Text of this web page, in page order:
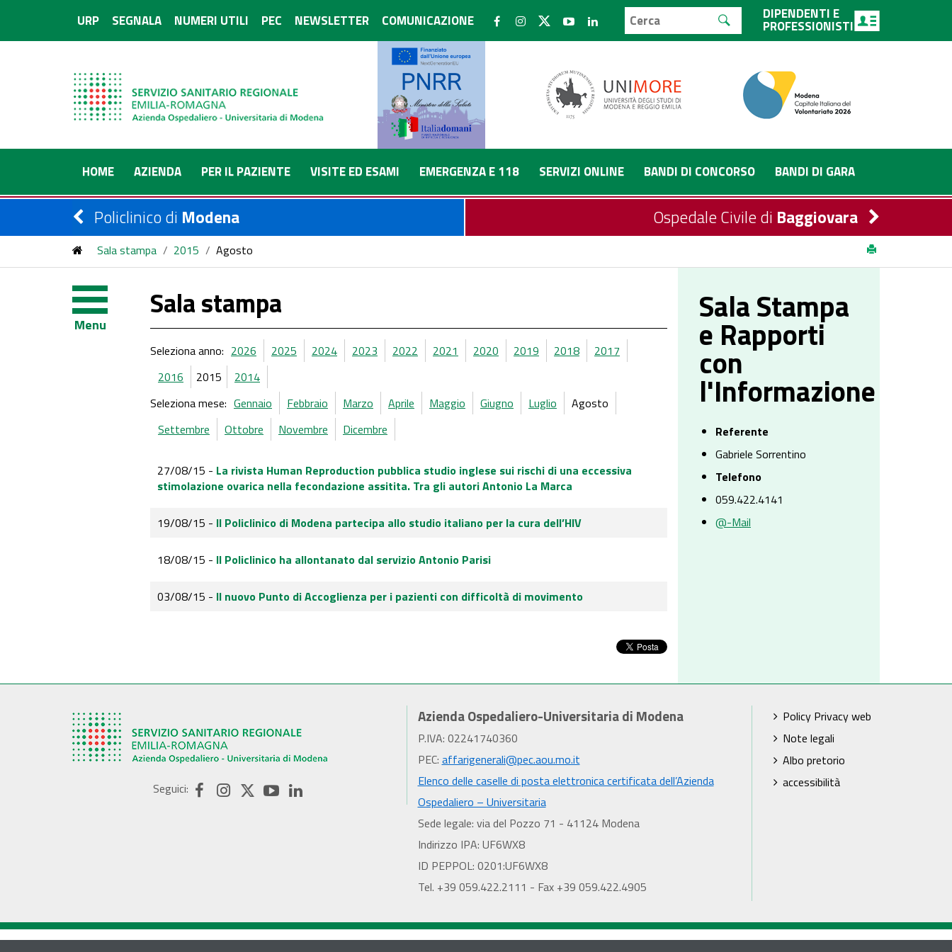
URP SEGNALA NUMERI UTILI PEC NEWSLETTER COMUNICAZIONE DIPENDENTI E
PROFESSIONISTI
HOME AZIENDA PER IL PAZIENTE VISITE ED ESAMI EMERGENZA E 118 SERVIZI ONLINE BANDI DI CONCORSO BANDI DI GARA
Policlinico di Modena Ospedale Civile di Baggiovara
Sala stampa / 2015 / Agosto
Menu
Sala stampa
Seleziona anno: 2026 2025 2024 2023 2022 2021 2020 2019 2018
2017
2016
2015
2014
Seleziona mese: Gennaio Febbraio Marzo Aprile Maggio Giugno Luglio
Agosto
Settembre
Ottobre Novembre Dicembre
27/08/15 - La rivista Human Reproduction pubblica studio inglese sui rischi di una eccessiva
stimolazione ovarica nella fecondazione assitita. Tra gli autori Antonio La Marca
19/08/15 - Il Policlinico di Modena partecipa allo studio italiano per la cura dell’HIV
18/08/15 - Il Policlinico ha allontanato dal servizio Antonio Parisi
03/08/15 - Il nuovo Punto di Accoglienza per i pazienti con difficoltà di movimento
Sala Stampa
e Rapporti
con
l'Informazione
Referente
Gabriele Sorrentino
Telefono
059.422.4141
@-Mail
Seguici:
Azienda Ospedaliero-Universitaria di Modena
P.IVA: 02241740360
PEC: affarigenerali@pec.aou.mo.it
Elenco delle caselle di posta elettronica certificata dell’Azienda
Ospedaliero – Universitaria
Sede legale: via del Pozzo 71 - 41124 Modena
Indirizzo IPA: UF6WX8
ID PEPPOL: 0201:UF6WX8
Tel. +39 059.422.2111 - Fax +39 059.422.4905
Policy Privacy web
Note legali
Albo pretorio
accessibilità